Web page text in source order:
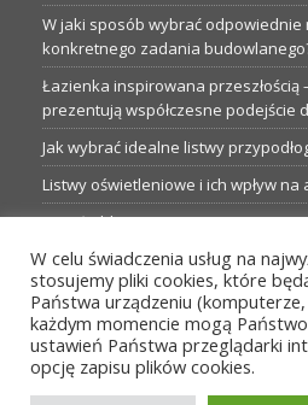
W jaki sposób wybrać
konkretnego zadania
Łazienka inspirowana przeszłością
prezentują współczesne podejście
Jak wybrać idealne listwy
Listwy oświetleniowe i ich wpływ
Garaże blaszane: Nieocenione
Profesjonalne hurtownie dla
Proste metamorfozy aranżacji w
pomysłów
W celu świadczenia usług na
stosujemy pliki cookies, które
Państwa urządzeniu
każdym momencie mogą
ustawień Państwa przeglądarki
opcję zapisu plików cookies.